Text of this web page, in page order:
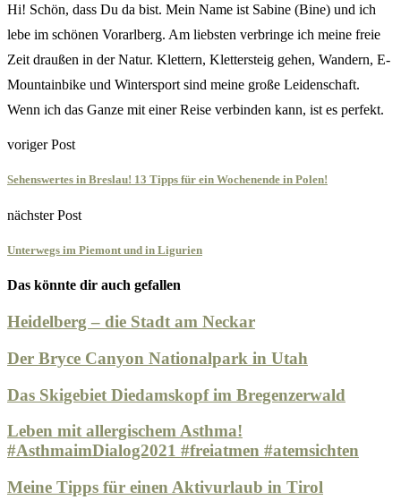
Hi! Schön, dass Du da bist. Mein Name ist Sabine (Bine) und ich
lebe im schönen Vorarlberg. Am liebsten verbringe ich meine freie
Zeit draußen in der Natur. Klettern, Klettersteig gehen, Wandern, E-
Mountainbike und Wintersport sind meine große Leidenschaft.
Wenn ich das Ganze mit einer Reise verbinden kann, ist es perfekt.
voriger Post
Sehenswertes in Breslau! 13 Tipps für ein Wochenende in Polen!
nächster Post
Unterwegs im Piemont und in Ligurien
Das könnte dir auch gefallen
Heidelberg – die Stadt am Neckar
Der Bryce Canyon Nationalpark in Utah
Das Skigebiet Diedamskopf im Bregenzerwald
Leben mit allergischem Asthma!
#AsthmaimDialog2021 #freiatmen #atemsichten
Meine Tipps für einen Aktivurlaub in Tirol